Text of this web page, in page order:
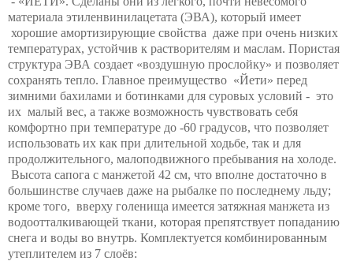
материала этиленвинилацетата (ЭВА), который имеет
хорошие амортизирующие свойства даже при очень низких
температурах, устойчив к растворителям и маслам. Пористая
структура ЭВА создает «воздушную прослойку» и позволяет
сохранять тепло. Главное преимущество «Йети» перед
зимними бахилами и ботинками для суровых условий - это
их малый вес, а также возможность чувствовать себя
комфортно при температуре до -60 градусов, что позволяет
использовать их как при длительной ходьбе, так и для
продолжительного, малоподвижного пребывания на холоде.
Высота сапога с манжетой 42 см, что вполне достаточно в
большинстве случаев даже на рыбалке по последнему льду;
кроме того, вверху голенища имеется затяжная манжета из
водоотталкивающей ткани, которая препятствует попаданию
снега и воды во внутрь. Комплектуется комбинированным
утеплителем из 7 слоёв: